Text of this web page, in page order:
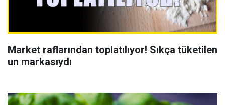
Market raflarından toplatılıyor! Sıkça tüketilen
un markasıydı